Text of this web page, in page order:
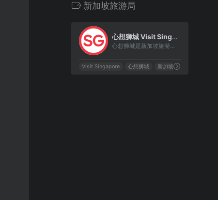
新加坡旅游局
心想狮城 Visit Singapore
心想狮城是新加坡旅游局官方中文旅游资讯网站。
Visit Singapore 心想狮城 新加坡